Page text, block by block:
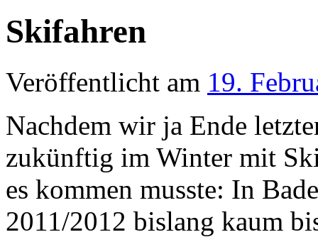
Skifahren
Veröffentlicht am 19.
Nachdem wir ja Ende
zukünftig im Winter mit
es kommen musste: In
2011/2012 bislang kaum